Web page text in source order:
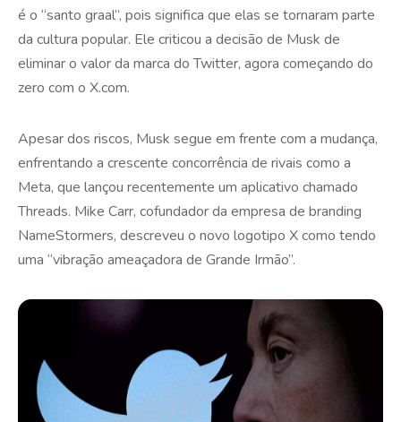
é o “santo graal”, pois significa que elas se tornaram parte
da cultura popular. Ele criticou a decisão de Musk de
eliminar o valor da marca do Twitter, agora começando do
zero com o X.com.
Apesar dos riscos, Musk segue em frente com a mudança,
enfrentando a crescente concorrência de rivais como a
Meta, que lançou recentemente um aplicativo chamado
Threads. Mike Carr, cofundador da empresa de branding
NameStormers, descreveu o novo logotipo X como tendo
uma “vibração ameaçadora de Grande Irmão”.